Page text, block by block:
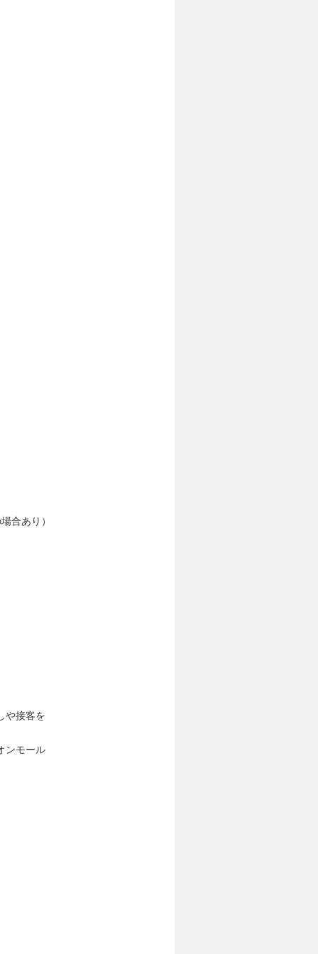
合あり）
や接客を
ンモール